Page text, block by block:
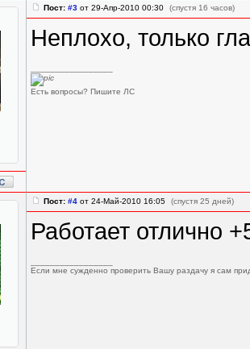
Пост: #3 от 29-Апр-2010 00:30 (спустя 16 часов)
Неплохо, только
Есть вопросы? Пишите ЛС
Пост: #4 от 24-Май-2010 16:05 (спустя 25 дней)
Работает отлично
Если мне сужденно проверить Вашу раздачу я сам